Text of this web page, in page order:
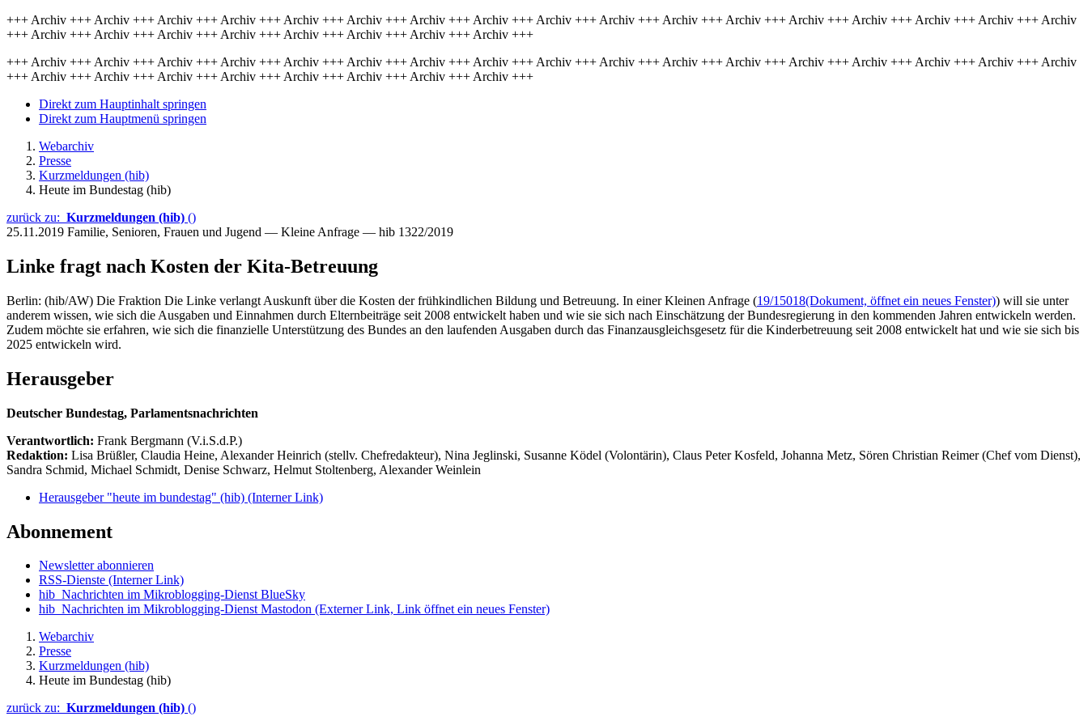
+++ Archiv +++ Archiv +++ Archiv +++ Archiv +++ Archiv +++ Archiv +++ Archiv +++ Archiv +++ Archiv +++ Archiv +++ Archiv +++ Archiv +++ Archiv +++ Archiv +++ Archiv +++ Archiv +++ Archiv
+++ Archiv +++ Archiv +++ Archiv +++ Archiv +++ Archiv +++ Archiv +++ Archiv +++ Archiv +++
+++ Archiv +++ Archiv +++ Archiv +++ Archiv +++ Archiv +++ Archiv +++ Archiv +++ Archiv +++ Archiv +++ Archiv +++ Archiv +++ Archiv +++ Archiv +++ Archiv +++ Archiv +++ Archiv +++ Archiv
+++ Archiv +++ Archiv +++ Archiv +++ Archiv +++ Archiv +++ Archiv +++ Archiv +++ Archiv +++
Direkt zum Hauptinhalt springen
Direkt zum Hauptmenü springen
Webarchiv
Presse
Kurzmeldungen (hib)
Heute im Bundestag (hib)
zurück zu: Kurzmeldungen (hib) ()
25.11.2019 Familie, Senioren, Frauen und Jugend — Kleine Anfrage — hib 1322/2019
Linke fragt nach Kosten der Kita-Betreuung
Berlin: (hib/AW) Die Fraktion Die Linke verlangt Auskunft über die Kosten der frühkindlichen Bildung und Betreuung. In einer Kleinen Anfrage (19/15018(Dokument, öffnet ein neues Fenster)) will sie unter
anderem wissen, wie sich die Ausgaben und Einnahmen durch Elternbeiträge seit 2008 entwickelt haben und wie sie sich nach Einschätzung der Bundesregierung in den kommenden Jahren entwickeln werden.
Zudem möchte sie erfahren, wie sich die finanzielle Unterstützung des Bundes an den laufenden Ausgaben durch das Finanzausgleichsgesetz für die Kinderbetreuung seit 2008 entwickelt hat und wie sie sich bis
2025 entwickeln wird.
Herausgeber
Deutscher Bundestag, Parlamentsnachrichten
Verantwortlich: Frank Bergmann (V.i.S.d.P.)
Redaktion: Lisa Brüßler, Claudia Heine, Alexander Heinrich (stellv. Chefredakteur), Nina Jeglinski, Susanne Ködel (Volontärin), Claus Peter Kosfeld, Johanna Metz, Sören Christian Reimer (Chef vom Dienst),
Sandra Schmid, Michael Schmidt, Denise Schwarz, Helmut Stoltenberg, Alexander Weinlein
Herausgeber "heute im bundestag" (hib) (Interner Link)
Abonnement
Newsletter abonnieren
RSS-Dienste (Interner Link)
hib_Nachrichten im Mikroblogging-Dienst BlueSky
hib_Nachrichten im Mikroblogging-Dienst Mastodon (Externer Link, Link öffnet ein neues Fenster)
Webarchiv
Presse
Kurzmeldungen (hib)
Heute im Bundestag (hib)
zurück zu: Kurzmeldungen (hib) ()